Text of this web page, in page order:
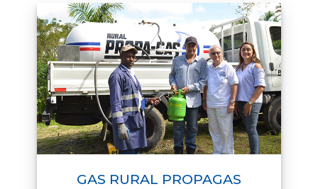
GAS RURAL PROPAGAS